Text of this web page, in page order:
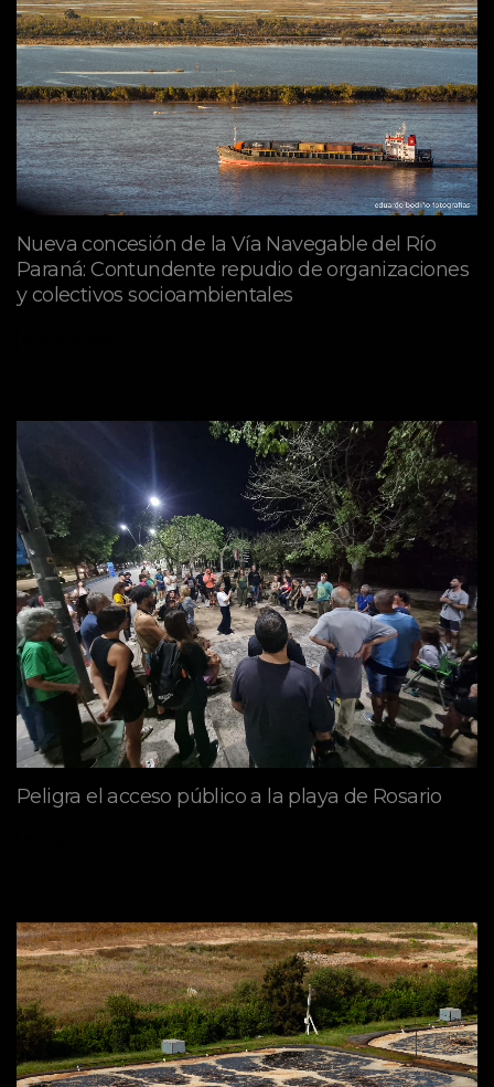
Nueva concesión de la Vía Navegable del Río
Paraná: Contundente repudio de organizaciones
y colectivos socioambientales
Peligra el acceso público a la playa de Rosario